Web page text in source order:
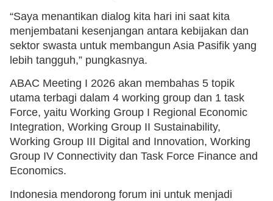
“Saya menantikan dialog kita hari ini saat kita
menjembatani kesenjangan antara kebijakan dan
sektor swasta untuk membangun Asia Pasifik yang
lebih tangguh,” pungkasnya.
ABAC Meeting I 2026 akan membahas 5 topik
utama terbagi dalam 4 working group dan 1 task
Force, yaitu Working Group I Regional Economic
Integration, Working Group II Sustainability,
Working Group III Digital and Innovation, Working
Group IV Connectivity dan Task Force Finance and
Economics.
Indonesia mendorong forum ini untuk menjadi